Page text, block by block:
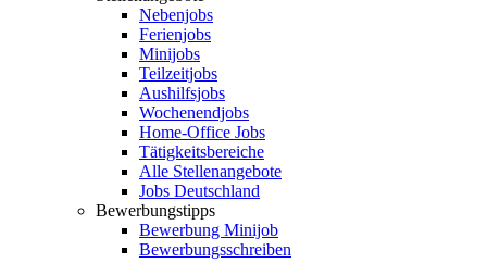
Nebenjobs
Ferienjobs
Minijobs
Teilzeitjobs
Aushilfsjobs
Wochenendjobs
Home-Office Jobs
Tätigkeitsbereiche
Alle Stellenangebote
Jobs Deutschland
Bewerbungstipps
Bewerbung Minijob
Bewerbungsschreiben